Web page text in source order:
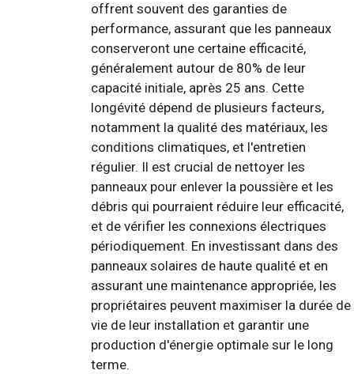
offrent souvent des garanties de
performance, assurant que les panneaux
conserveront une certaine efficacité,
généralement autour de 80% de leur
capacité initiale, après 25 ans. Cette
longévité dépend de plusieurs facteurs,
notamment la qualité des matériaux, les
conditions climatiques, et l'entretien
régulier. Il est crucial de nettoyer les
panneaux pour enlever la poussière et les
débris qui pourraient réduire leur efficacité,
et de vérifier les connexions électriques
périodiquement. En investissant dans des
panneaux solaires de haute qualité et en
assurant une maintenance appropriée, les
propriétaires peuvent maximiser la durée de
vie de leur installation et garantir une
production d'énergie optimale sur le long
terme.